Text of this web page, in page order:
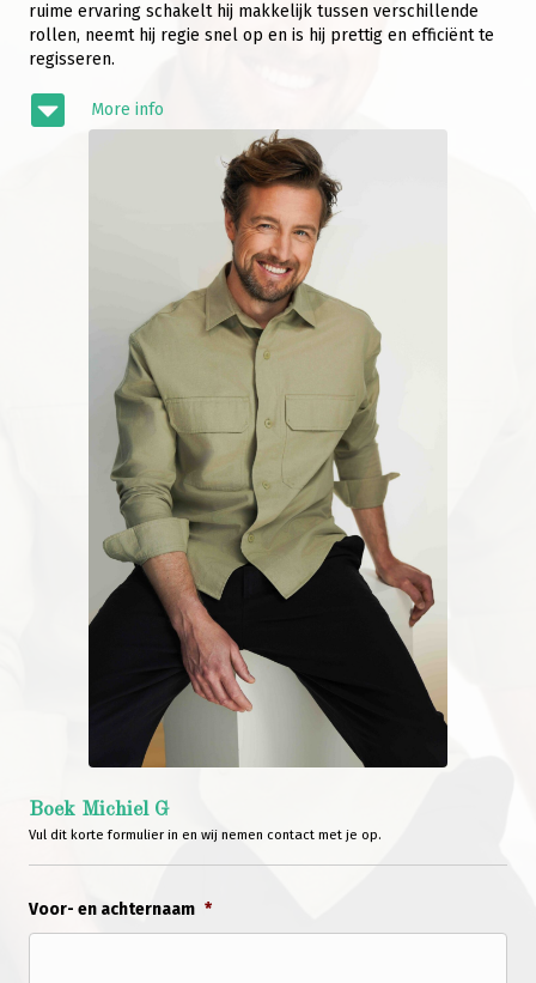
ruime ervaring schakelt hij makkelijk tussen verschillende
rollen, neemt hij regie snel op en is hij prettig en efficiënt te
regisseren.
More info
Boek Michiel G
Vul dit korte formulier in en wij nemen contact met je op.
Voor- en achternaam *